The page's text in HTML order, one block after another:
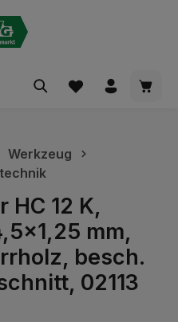
Werkzeug
12 K,
mm,
besch.
02113